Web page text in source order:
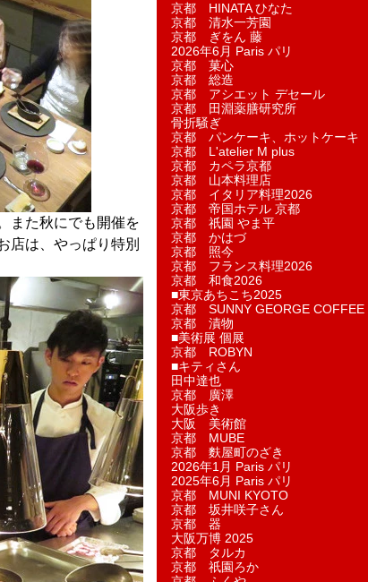
また秋にでも開催を
店は、やっぱり特別
京都 HINATA ひなた
京都 清水一芳園
京都 ぎをん 藤
2026年6月 Paris パリ
京都 菓​心
京都 総造
京都 アシエット デセール
京都 田淵薬膳研究所
骨折騒ぎ
京都 パンケーキ、ホットケーキ
京都 L'atelier M plus
京都 カペラ京都
京都 山本料理店
京都 イタリア料理2026
京都 帝国ホテル 京都
京都 祇園 やま平
京都 かはづ
京都 照今
京都 フランス料理2026
京都 和食2026
■東京あちこち2025
京都 SUNNY GEORGE COFFEE
京都 漬物
■美術展 個展
京都 ROBYN
■キティさん
田中達也
京都 廣澤
大阪歩き
大阪 美術館
京都 MUBE
京都 麩屋町のざき
2026年1月 Paris パリ
2025年6月 Paris パリ
京都 MUNI KYOTO
京都 坂井咲子さん
京都 器
大阪万博 2025
京都 タルカ
京都 祇園ろか